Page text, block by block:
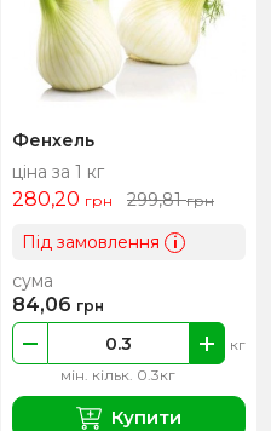
Фенхель
ціна за 1 кг
280,20 грн 299,81грн
Під замовлення i
мін. кільк. 0.3кг
кг
сума
84,06 грн
Купити